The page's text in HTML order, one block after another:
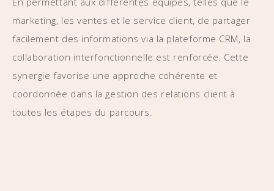
marketing, les ventes et le service client, de partager
facilement des informations via la plateforme CRM, la
collaboration interfonctionnelle est renforcée. Cette
synergie favorise une approche cohérente et
coordonnée dans la gestion des relations client à
toutes les étapes du parcours.